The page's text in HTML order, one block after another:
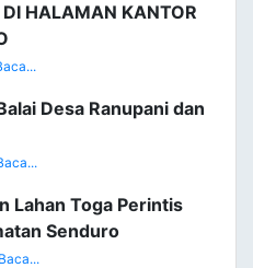
HALAMAN KANTOR
Desa Ranupani dan
Lahan Toga Perintis
Senduro
Baca...